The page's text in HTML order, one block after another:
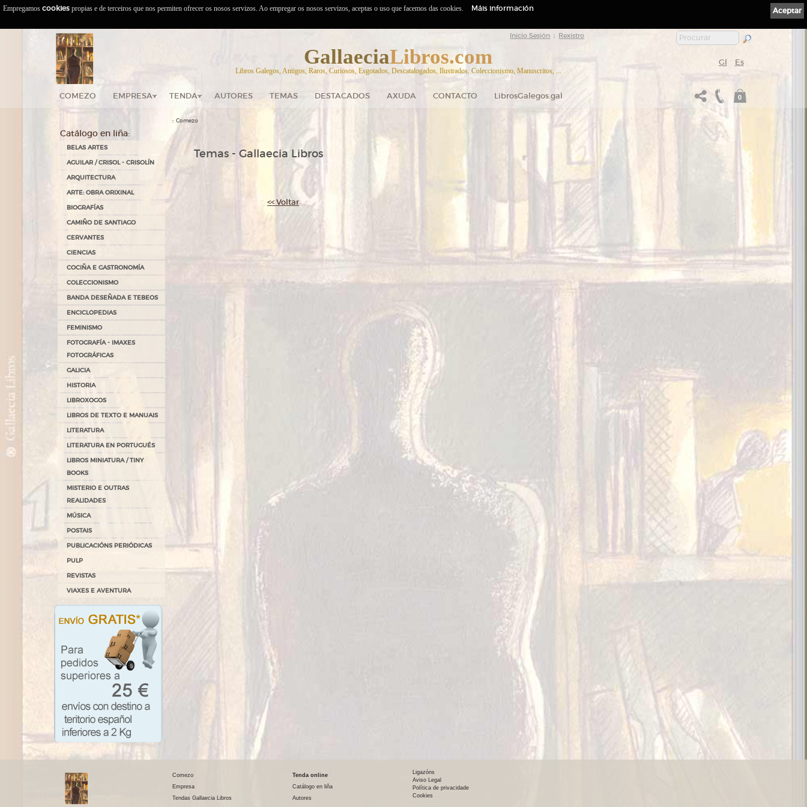
Inicio Sesión Rexistro
GallaeciaLibros.com
Libros Galegos, Antigos, Raros, Curiosos, Esgotados, Descatalogados, Ilustrados, Coleccionismo, Manuscritos, ...
Gl Es
COMEZO EMPRESA TENDA AUTORES TEMAS DESTACADOS AXUDA CONTACTO LibrosGalegos.gal 0
Catálogo en liña:
BELAS ARTES
AGUILAR / CRISOL - CRISOLÍN
ARQUITECTURA
ARTE: OBRA ORIXINAL
BIOGRAFÍAS
CAMIÑO DE SANTIAGO
CERVANTES
CIENCIAS
COCIÑA E GASTRONOMÍA
COLECCIONISMO
BANDA DESEÑADA E TEBEOS
ENCICLOPEDIAS
FEMINISMO
FOTOGRAFÍA - IMAXES
FOTOGRÁFICAS
GALICIA
HISTORIA
LIBROXOGOS
LIBROS DE TEXTO E MANUAIS
LITERATURA
LITERATURA EN PORTUGUÉS
LIBROS MINIATURA / TINY
BOOKS
MISTERIO E OUTRAS
REALIDADES
MÚSICA
POSTAIS
PUBLICACIÓNS PERIÓDICAS
PULP
REVISTAS
VIAXES E AVENTURA
:: Comezo
Temas - Gallaecia Libros
<< Voltar
Comezo
Empresa
Tendas Gallaecia Libros
Tenda online
Catálogo en liña
Autores
Ligazóns
Aviso Legal
Política de privacidade
Cookies
Aceptar
Empregamos cookies propias e de terceiros que nos permiten ofrecer os nosos servizos. Ao empregar os nosos servizos, aceptas o uso que facemos das cookies. Máis información